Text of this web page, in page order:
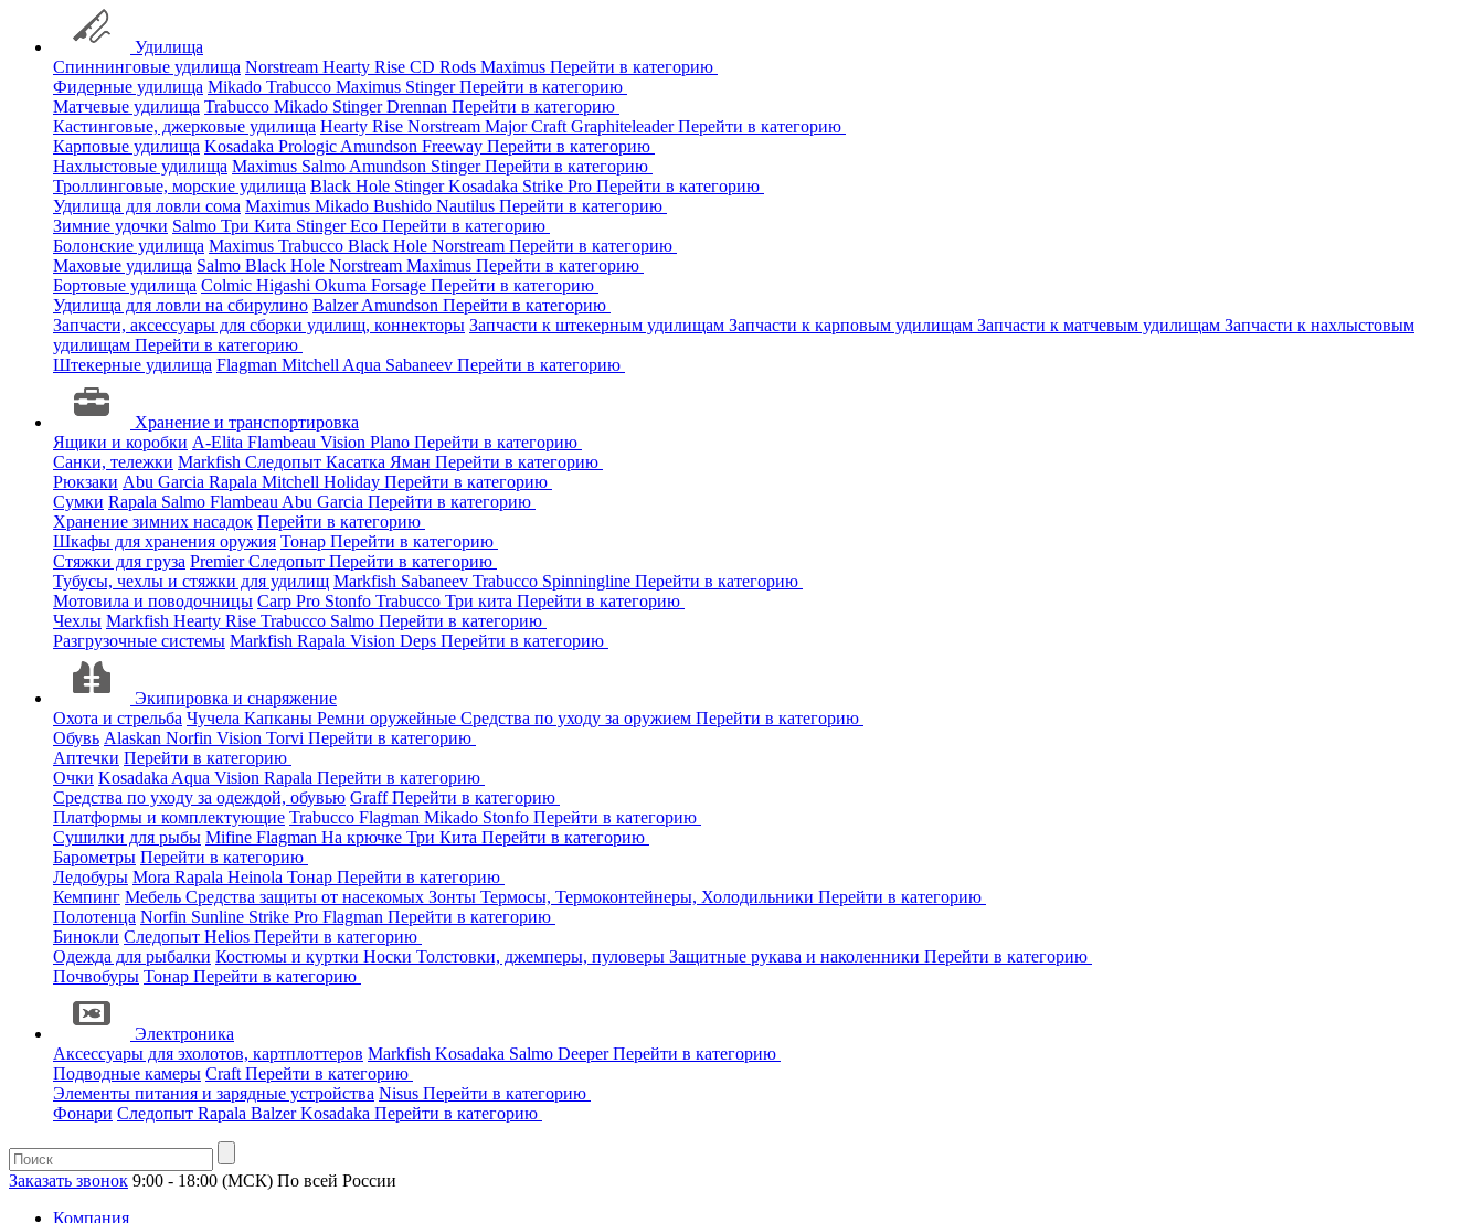
Удилища
Спиннинговые удилища Norstream Hearty Rise CD Rods Maximus Перейти в категорию
Фидерные удилища Mikado Trabucco Maximus StingerПерейти в категорию
Матчевые удилища Trabucco Mikado StingerDrennan Перейти в категорию
Кастинговые, джерковые удилища Hearty Rise Norstream Major Craft GraphiteleaderПерейти в категорию
Карповые удилища Kosadaka Prologic Amundson Freeway Перейти в категорию
Нахлыстовые удилища Maximus Salmo Amundson StingerПерейти в категорию
Троллинговые, морские удилища Black Hole StingerKosadaka Strike Pro Перейти в категорию
Удилища для ловли сома Maximus Mikado Bushido Nautilus Перейти в категорию
Зимние удочки Salmo Три Кита StingerEco Перейти в категорию
Болонские удилища Maximus Trabucco Black Hole Norstream Перейти в категорию
Маховые удилища Salmo Black Hole Norstream Maximus Перейти в категорию
Бортовые удилища Colmic Higashi Okuma Forsage Перейти в категорию
Удилища для ловли на сбирулино BalzerAmundson Перейти в категорию
Запчасти, аксессуары для сборки удилищ, коннекторы Запчасти к штекерным удилищам Запчасти к карповым удилищам Запчасти к матчевым удилищам Запчасти к нахлыстовым
удилищам Перейти в категорию
Штекерные удилища Flagman Mitchell Aqua Sabaneev Перейти в категорию
Хранение и транспортировка
Ящики и коробки A-Elita Flambeau Vision Plano Перейти в категорию
Санки, тележки Markfish Следопыт Касатка Яман Перейти в категорию
Рюкзаки Abu Garcia Rapala Mitchell Holiday Перейти в категорию
Сумки Rapala Salmo Flambeau Abu Garcia Перейти в категорию
Хранение зимних насадок Перейти в категорию
Шкафы для хранения оружия Тонар Перейти в категорию
Стяжки для груза PremierСледопыт Перейти в категорию
Тубусы, чехлы и стяжки для удилищ Markfish Sabaneev Trabucco Spinningline Перейти в категорию
Мотовила и поводочницы Carp Pro Stonfo Trabucco Три кита Перейти в категорию
Чехлы Markfish Hearty Rise Trabucco Salmo Перейти в категорию
Разгрузочные системы Markfish Rapala Vision Deps Перейти в категорию
Экипировка и снаряжение
Охота и стрельба Чучела Капканы Ремни оружейные Средства по уходу за оружием Перейти в категорию
Обувь Alaskan Norfin Vision Torvi Перейти в категорию
Аптечки Перейти в категорию
Очки Kosadaka Aqua Vision Rapala Перейти в категорию
Средства по уходу за одеждой, обувью GraffПерейти в категорию
Платформы и комплектующие Trabucco Flagman Mikado Stonfo Перейти в категорию
Сушилки для рыбы Mifine Flagman На крючке Три Кита Перейти в категорию
Барометры Перейти в категорию
Ледобуры Mora Rapala Heinola Тонар Перейти в категорию
Кемпинг Мебель Средства защиты от насекомых Зонты Термосы, Термоконтейнеры, Холодильники Перейти в категорию
Полотенца Norfin Sunline Strike Pro Flagman Перейти в категорию
Бинокли Следопыт Helios Перейти в категорию
Одежда для рыбалки Костюмы и куртки Носки Толстовки, джемперы, пуловеры Защитные рукава и наколенники Перейти в категорию
Почвобуры Тонар Перейти в категорию
Электроника
Аксессуары для эхолотов, картплоттеров Markfish Kosadaka Salmo DeeperПерейти в категорию
Подводные камеры Craft Перейти в категорию
Элементы питания и зарядные устройства Nisus Перейти в категорию
Фонари Следопыт Rapala BalzerKosadaka Перейти в категорию
Заказать звонок 9:00 - 18:00 (МСК) По всей России
Компания